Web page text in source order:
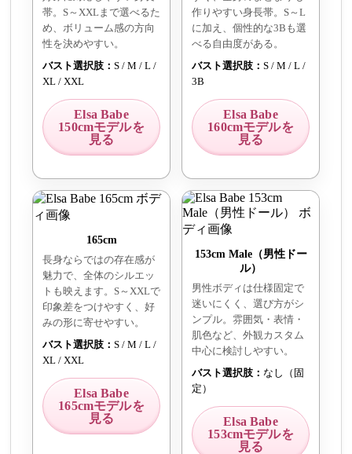
帯。S～XXLまで選べるた
め、ボリューム感の方向
性を決めやすい。
バスト選択肢： S / M / L /
XL / XXL
Elsa Babe
150cmモデルを
見る
作りやすい身長帯。S～L
に加え、個性的な3Bも選
べる自由度がある。
バスト選択肢： S / M / L /
3B
Elsa Babe
160cmモデルを
見る
165cm
長身ならではの存在感が
魅力で、全体のシルエッ
トも映えます。S～XXLで
印象差をつけやすく、好
みの形に寄せやすい。
バスト選択肢： S / M / L /
XL / XXL
Elsa Babe
165cmモデルを
見る
153cm Male（男性ドー
ル）
男性ボディは仕様固定で
迷いにくく、選び方がシ
ンプル。雰囲気・表情・
肌色など、外観カスタム
中心に検討しやすい。
バスト選択肢： なし（固
定）
Elsa Babe
153cmモデルを
見る